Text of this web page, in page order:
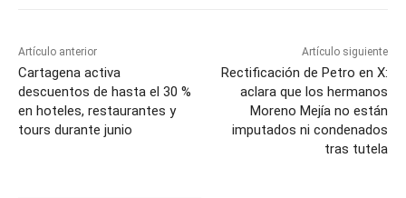
Artículo anterior
Cartagena activa
descuentos de hasta el 30 %
en hoteles, restaurantes y
tours durante junio
Artículo siguiente
Rectificación de Petro en X:
aclara que los hermanos
Moreno Mejía no están
imputados ni condenados
tras tutela